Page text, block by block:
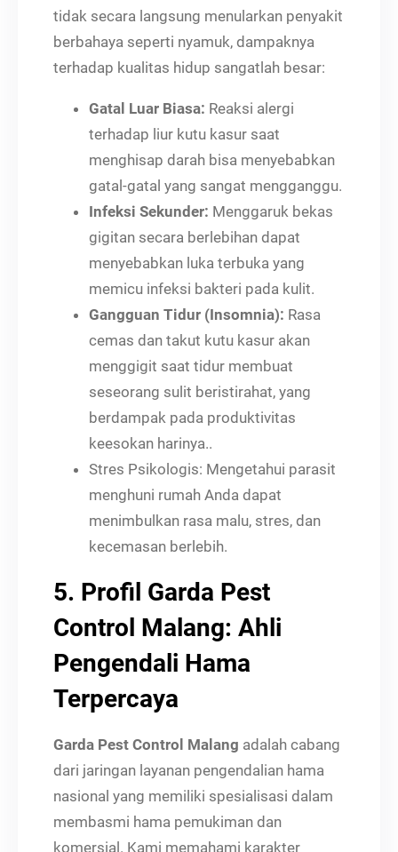
tidak secara langsung menularkan penyakit
berbahaya seperti nyamuk, dampaknya
terhadap kualitas hidup sangatlah besar:
Gatal Luar Biasa: Reaksi alergi
terhadap liur kutu kasur saat
menghisap darah bisa menyebabkan
gatal-gatal yang sangat mengganggu.
Infeksi Sekunder: Menggaruk bekas
gigitan secara berlebihan dapat
menyebabkan luka terbuka yang
memicu infeksi bakteri pada kulit.
Gangguan Tidur (Insomnia): Rasa
cemas dan takut kutu kasur akan
menggigit saat tidur membuat
seseorang sulit beristirahat, yang
berdampak pada produktivitas
keesokan harinya..
Stres Psikologis: Mengetahui parasit
menghuni rumah Anda dapat
menimbulkan rasa malu, stres, dan
kecemasan berlebih.
5. Profil Garda Pest
Control Malang: Ahli
Pengendali Hama
Terpercaya
Garda Pest Control Malang adalah cabang
dari jaringan layanan pengendalian hama
nasional yang memiliki spesialisasi dalam
membasmi hama pemukiman dan
komersial. Kami memahami karakter